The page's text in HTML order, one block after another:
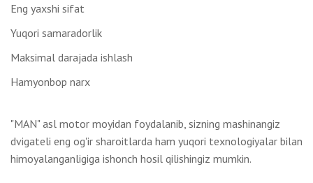
Eng yaxshi sifat
Yuqori samaradorlik
Maksimal darajada ishlash
Hamyonbop narx
"MAN" asl motor moyidan foydalanib, sizning mashinangiz
dvigateli eng og'ir sharoitlarda ham yuqori texnologiyalar bilan
himoyalanganligiga ishonch hosil qilishingiz mumkin.